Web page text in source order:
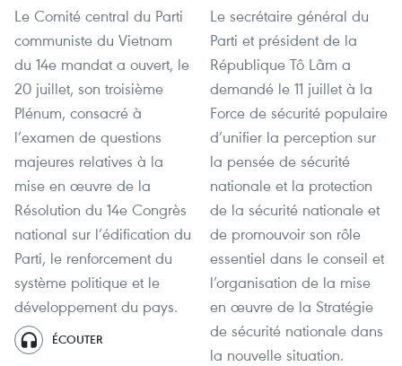
Le Comité central du Parti
communiste du Vietnam
du 14e mandat a ouvert, le
20 juillet, son troisième
Plénum, consacré à
l’examen de questions
majeures relatives à la
mise en œuvre de la
Résolution du 14e Congrès
national sur l’édification du
Parti, le renforcement du
système politique et le
développement du pays.
ÉCOUTER
Le secrétaire général du
Parti et président de la
République Tô Lâm a
demandé le 11 juillet à la
Force de sécurité populaire
d’unifier la perception sur
la pensée de sécurité
nationale et la protection
de la sécurité nationale et
de promouvoir son rôle
essentiel dans le conseil et
l’organisation de la mise
en œuvre de la Stratégie
de sécurité nationale dans
la nouvelle situation.